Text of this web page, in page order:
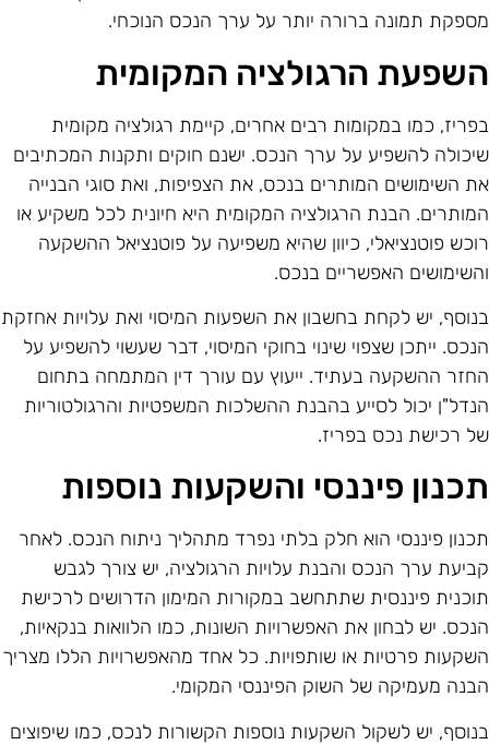
תמונה ברורה יותר על ערך הנכס הנוכחי.
הרגולציה המקומית
כמו במקומות רבים אחרים, קיימת רגולציה מקומית
להשפיע על ערך הנכס. ישנם חוקים ותקנות המכתיבים
השימושים המותרים בנכס, את הצפיפות, ואת סוגי הבנייה
הבנת הרגולציה המקומית היא חיונית לכל משקיע או
פוטנציאלי, כיוון שהיא משפיעה על פוטנציאל ההשקעה
האפשריים בנכס.
יש לקחת בחשבון את השפעות המיסוי ואת עלויות אחזקת
ייתכן שצפוי שינוי בחוקי המיסוי, דבר שעשוי להשפיע על
ההשקעה בעתיד. ייעוץ עם עורך דין המתמחה בתחום
יכול לסייע בהבנת ההשלכות המשפטיות והרגולטוריות
רכישת נכס בפריז.
פיננסי והשקעות נוספות
פיננסי הוא חלק בלתי נפרד מתהליך ניתוח הנכס. לאחר
ערך הנכס והבנת עלויות הרגולציה, יש צורך לגבש
פיננסית שתתחשב במקורות המימון הדרושים לרכישת
יש לבחון את האפשרויות השונות, כמו הלוואות בנקאיות,
פרטיות או שותפויות. כל אחד מהאפשרויות הללו מצריך
מעמיקה של השוק הפיננסי המקומי.
יש לשקול השקעות נוספות הקשורות לנכס, כמו שיפוצים